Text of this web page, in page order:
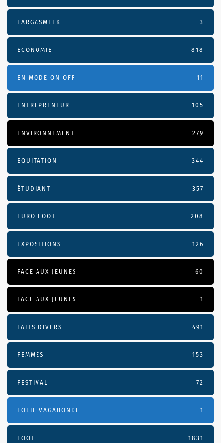
EARGASMEEK 3
ECONOMIE 818
EN MODE ON OFF 11
ENTREPRENEUR 105
ENVIRONNEMENT 279
EQUITATION 344
ÉTUDIANT 357
EURO FOOT 208
EXPOSITIONS 126
FACE AUX JEUNES 60
FACE AUX JEUNES 1
FAITS DIVERS 491
FEMMES 153
FESTIVAL 72
FOLIE VAGABONDE 1
FOOT 1831